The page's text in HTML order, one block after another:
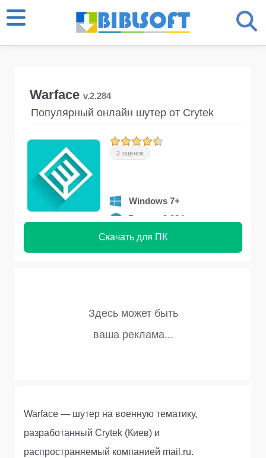
Warface v.2.284
Популярный онлайн шутер от Crytek
2 оценок
Windows 7+
Версия 2.284
Скачать для ПК
Warface — шутер на военную тематику,
разработанный Crytek (Киев) и
распространяемый компанией mail.ru.